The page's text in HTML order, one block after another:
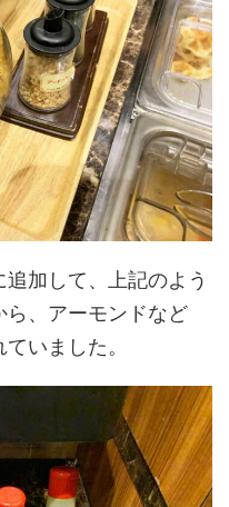
加して、上記のよう
ら、アーモンドなど
いました。